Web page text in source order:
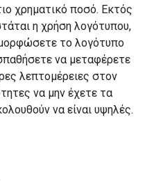
χρηματικό ποσό. Εκτός
η χρήση λογότυπου,
το λογότυπο
να μεταφέρετε
λεπτομέρειες στον
να μην έχετε τα
να είναι υψηλές.